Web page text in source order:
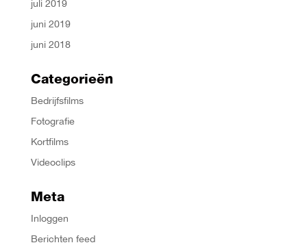
juli 2019
juni 2019
juni 2018
Categorieën
Bedrijfsfilms
Fotografie
Kortfilms
Videoclips
Meta
Inloggen
Berichten feed